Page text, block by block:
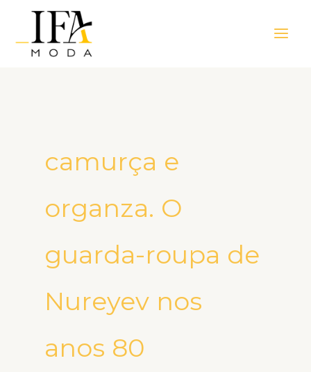
Menu
camurça e
organza. O
guarda-roupa de
Nureyev nos
anos 80